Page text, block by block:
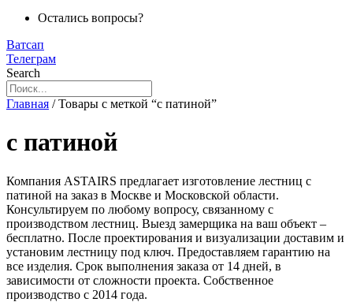
Остались вопросы?
Ватсап
Телеграм
Search
Главная / Товары с меткой “с патиной”
с патиной
Компания ASTAIRS предлагает изготовление лестниц с
патиной на заказ в Москве и Московской области.
Консультируем по любому вопросу, связанному с
производством лестниц. Выезд замерщика на ваш объект –
бесплатно. После проектирования и визуализации доставим и
установим лестницу под ключ. Предоставляем гарантию на
все изделия. Срок выполнения заказа от 14 дней, в
зависимости от сложности проекта. Собственное
производство с 2014 года.